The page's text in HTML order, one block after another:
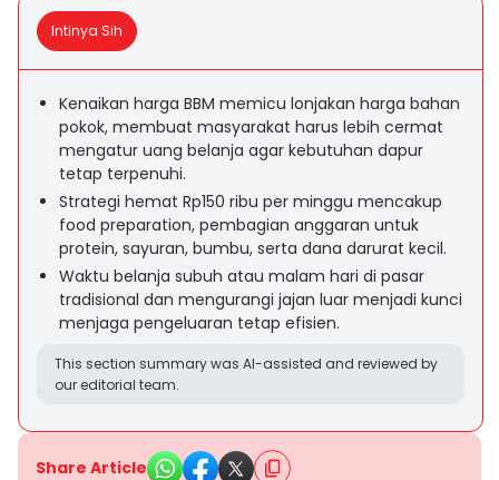
Intinya Sih
Kenaikan harga BBM memicu lonjakan harga bahan
pokok, membuat masyarakat harus lebih cermat
mengatur uang belanja agar kebutuhan dapur
tetap terpenuhi.
Strategi hemat Rp150 ribu per minggu mencakup
food preparation, pembagian anggaran untuk
protein, sayuran, bumbu, serta dana darurat kecil.
Waktu belanja subuh atau malam hari di pasar
tradisional dan mengurangi jajan luar menjadi kunci
menjaga pengeluaran tetap efisien.
This section summary was AI-assisted and reviewed by
our editorial team.
Share Article